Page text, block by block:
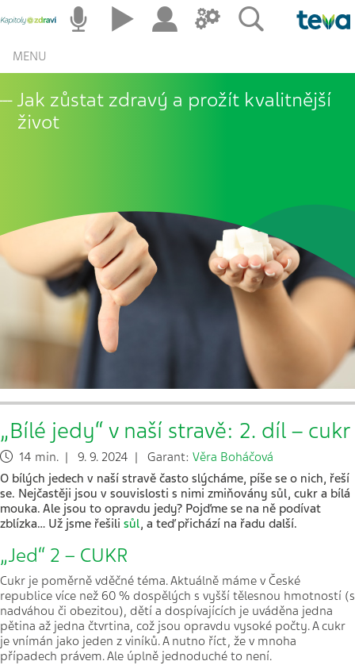
MENU
Jak zůstat zdravý a prožít kvalitnější
život
„Bílé jedy“ v naší stravě: 2. díl – cukr
14 min. | 9. 9. 2024 | Garant: Věra Boháčová
O bílých jedech v naší stravě často slýcháme, píše se o nich, řeší
se. Nejčastěji jsou v souvislosti s nimi zmiňovány sůl, cukr a bílá
mouka. Ale jsou to opravdu jedy? Pojďme se na ně podívat
zblízka… Už jsme řešili sůl, a teď přichází na řadu další.
„Jed“ 2 – CUKR
Cukr je poměrně vděčné téma. Aktuálně máme v České
republice více než 60 % dospělých s vyšší tělesnou hmotností (s
nadváhou či obezitou), dětí a dospívajících je uváděna jedna
pětina až jedna čtvrtina, což jsou opravdu vysoké počty. A cukr
je vnímán jako jeden z viníků. A nutno říct, že v mnoha
případech právem. Ale úplně jednoduché to není.